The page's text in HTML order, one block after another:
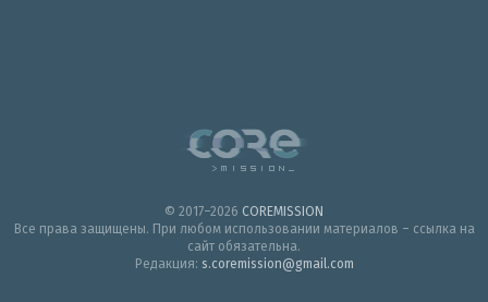
© 2017–2026 COREMISSION
Все права защищены. При любом использовании материалов – ссылка на
сайт обязательна.
Редакция: s.coremission@gmail.com